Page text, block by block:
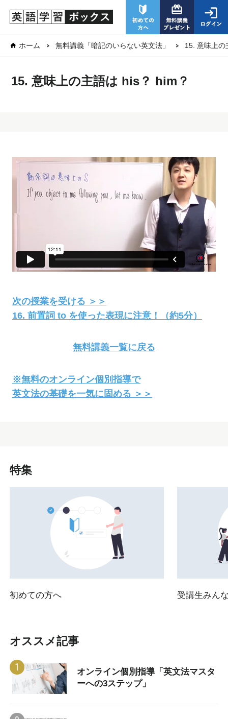
ホーム 無料講義「暗記のいらない英文法」 15. 意味上の
15. 意味上の主語は his？ him？
次の授業を受ける ＞＞
16. 前置詞 to を使った表現に注意！（約5分）
無料講義一覧に戻る
※無料のオンライン個別指導で
英文法の基礎を一気に固める ＞＞
オススメ記事
オンライン個別指導「英文法マスタ
ーへの3ステップ」
特集
初めての方へ 受講生みん